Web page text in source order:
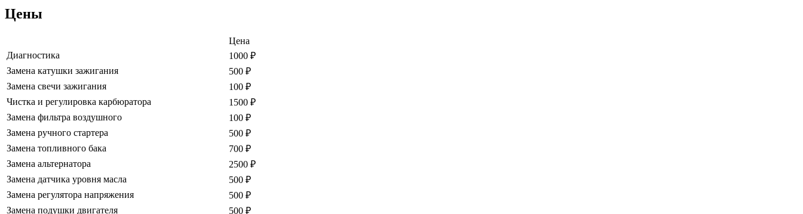
Цены
Цена
Диагностика
1000 ₽
Замена катушки зажигания
500 ₽
Замена свечи зажигания
100 ₽
Чистка и регулировка карбюратора
1500 ₽
Замена фильтра воздушного
100 ₽
Замена ручного стартера
500 ₽
Замена топливного бака
700 ₽
Замена альтернатора
2500 ₽
Замена датчика уровня масла
500 ₽
Замена регулятора напряжения
500 ₽
Замена подушки двигателя
500 ₽